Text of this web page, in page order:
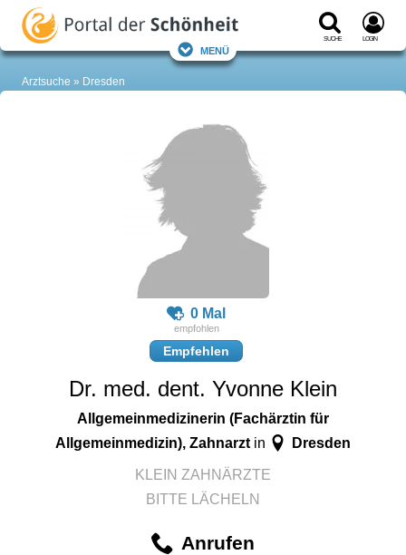
Suche Login
Menü
Arztsuche Dresden
0 Mal
Empfehlen
Dr. med. dent. Yvonne Klein
Allgemeinmedizinerin (Fachärztin für
Allgemeinmedizin), Zahnarztin Dresden
KLEIN ZAHNÄRZTE
BITTE LÄCHELN
Anrufen